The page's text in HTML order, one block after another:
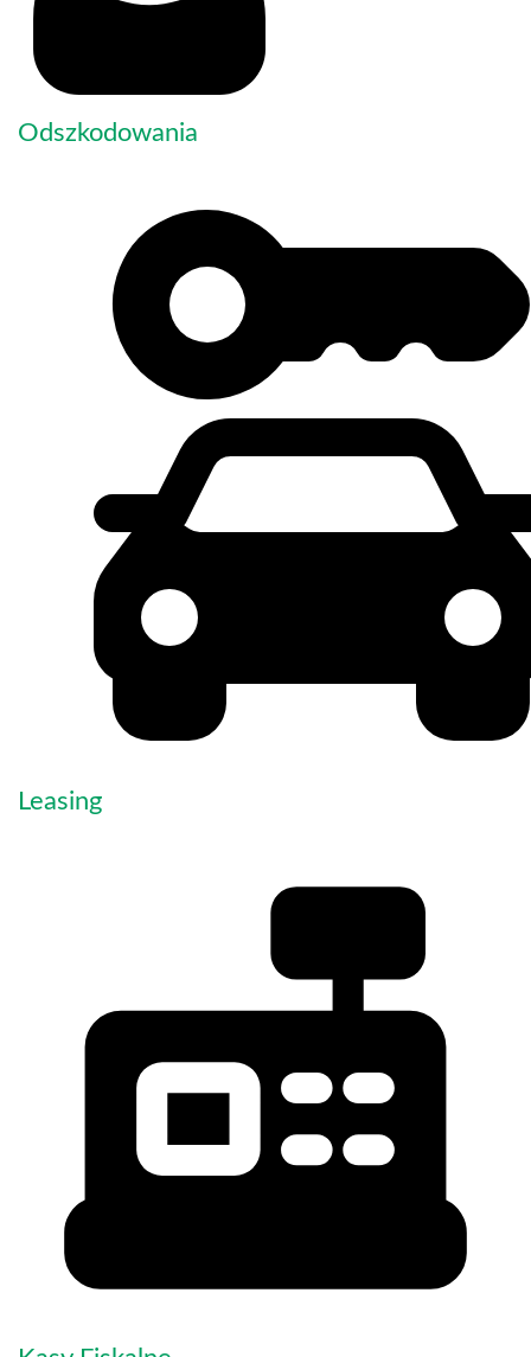
Odszkodowania
Leasing